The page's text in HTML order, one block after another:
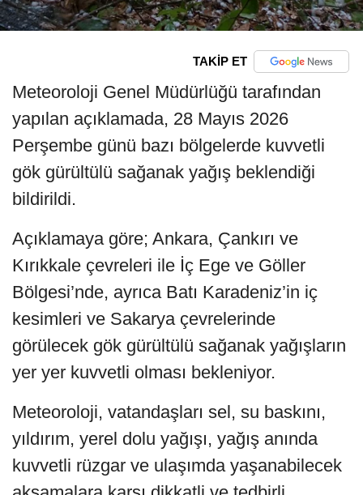
TAKİP ET
Meteoroloji Genel Müdürlüğü tarafından
yapılan açıklamada, 28 Mayıs 2026
Perşembe günü bazı bölgelerde kuvvetli
gök gürültülü sağanak yağış beklendiği
bildirildi.
Açıklamaya göre; Ankara, Çankırı ve
Kırıkkale çevreleri ile İç Ege ve Göller
Bölgesi’nde, ayrıca Batı Karadeniz’in iç
kesimleri ve Sakarya çevrelerinde
görülecek gök gürültülü sağanak yağışların
yer yer kuvvetli olması bekleniyor.
Meteoroloji, vatandaşları sel, su baskını,
yıldırım, yerel dolu yağışı, yağış anında
kuvvetli rüzgar ve ulaşımda yaşanabilecek